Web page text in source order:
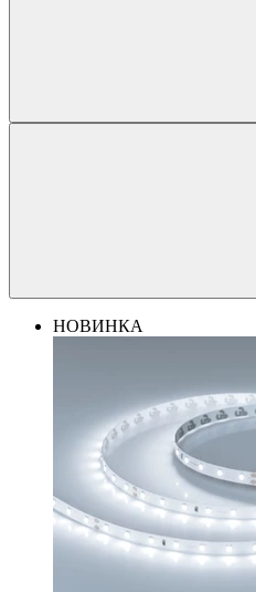
НОВИНКА